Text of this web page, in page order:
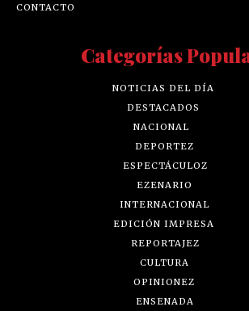
CONTACTO
Categorías
NOTICIAS DEL DÍA
DESTACADOS
NACIONAL
DEPORTEZ
ESPECTÁCULOZ
EZENARIO
INTERNACIONAL
EDICIÓN IMPRESA
REPORTAJEZ
CULTURA
OPINIONEZ
ENSENADA